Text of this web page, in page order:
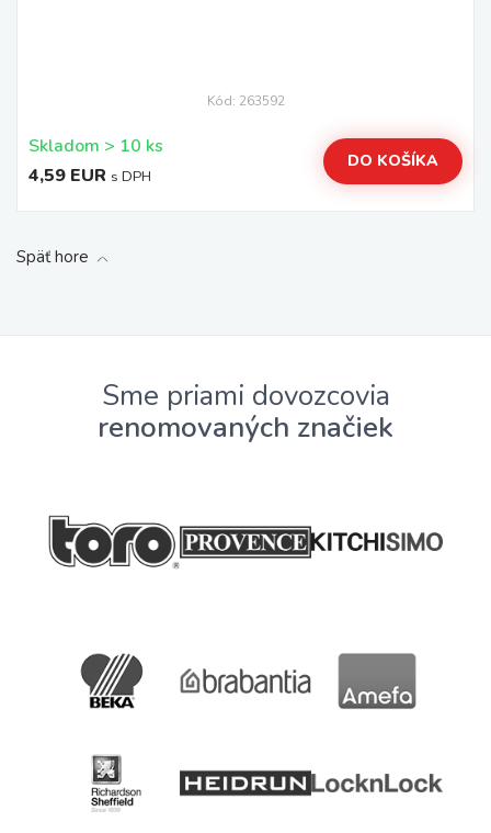
Kód: 263592
Skladom > 10 ks
4,59 EUR s DPH
DO KOŠÍKA
Späť hore
Sme priami dovozcovia
renomovaných značiek